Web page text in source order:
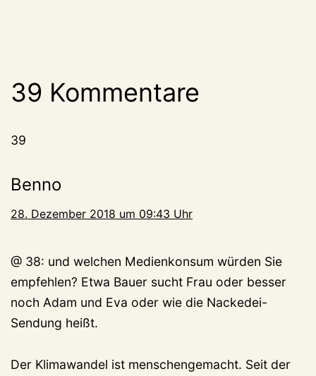
39 Kommentare
39
Benno
28. Dezember 2018 um 09:43 Uhr
@ 38: und welchen Medienkonsum würden Sie
empfehlen? Etwa Bauer sucht Frau oder besser
noch Adam und Eva oder wie die Nackedei-
Sendung heißt.
Der Klimawandel ist menschengemacht. Seit der